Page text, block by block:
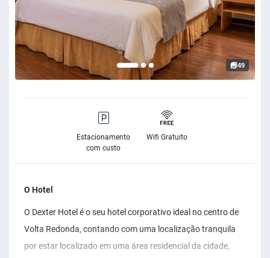
49
Estacionamento
com custo
Wifi Gratuito
O Hotel
O Dexter Hotel é o seu hotel corporativo ideal no centro de
Volta Redonda, contando com uma localização tranquila
por estar localizado em uma área residencial da cidade,